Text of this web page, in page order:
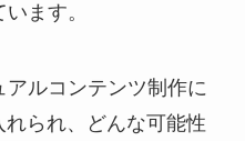
ます。
ルコンテンツ制作に
られ、どんな可能性